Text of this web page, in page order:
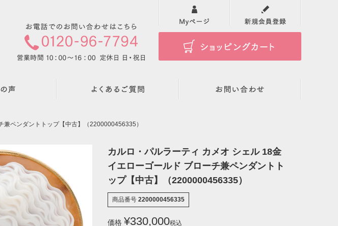
ペンダントトップ【中古】（2200000456335）
カルロ・パルラーティ カメオ シェル 18金
イエローゴールド ブローチ兼ペンダントト
ップ【中古】（2200000456335）
商品番号 2200000456335
価格 ¥330,000税込
検索